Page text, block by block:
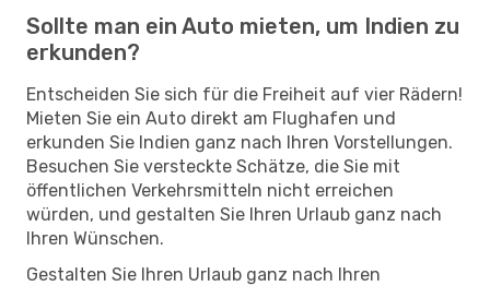
Sollte man ein Auto mieten, um Indien zu
erkunden?
Entscheiden Sie sich für die Freiheit auf vier Rädern!
Mieten Sie ein Auto direkt am Flughafen und
erkunden Sie Indien ganz nach Ihren Vorstellungen.
Besuchen Sie versteckte Schätze, die Sie mit
öffentlichen Verkehrsmitteln nicht erreichen
würden, und gestalten Sie Ihren Urlaub ganz nach
Ihren Wünschen.
Gestalten Sie Ihren Urlaub ganz nach Ihren